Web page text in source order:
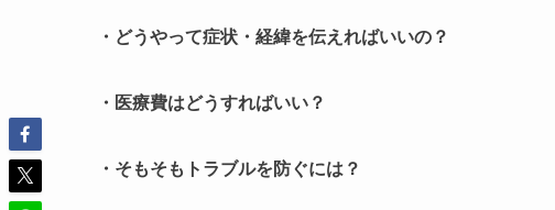
・どうやって症状・経緯を伝えればいいの？
・医療費はどうすればいい？
・そもそもトラブルを防ぐには？